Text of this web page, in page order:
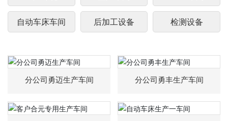
水果APP下载IOS版设备
产品中心
新闻资讯
合作伙伴
自动车床车间 后加工设备 检测设备
分公司勇迈生产车间 分公司勇丰生产车间